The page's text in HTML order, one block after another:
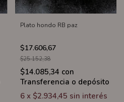
Plato hondo RB paz
$17.606,67
$25.152,38
$14.085,34 con
Transferencia o depósito
6 x $2.934,45 sin interés